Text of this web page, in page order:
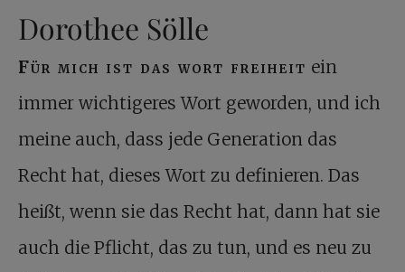
Dorothee Sölle
Für mich ist das wort freiheit ein
immer wichtigeres Wort geworden, und ich
meine auch, dass jede Generation das
Recht hat, dieses Wort zu definieren. Das
heißt, wenn sie das Recht hat, dann hat sie
auch die Pflicht, das zu tun, und es neu zu